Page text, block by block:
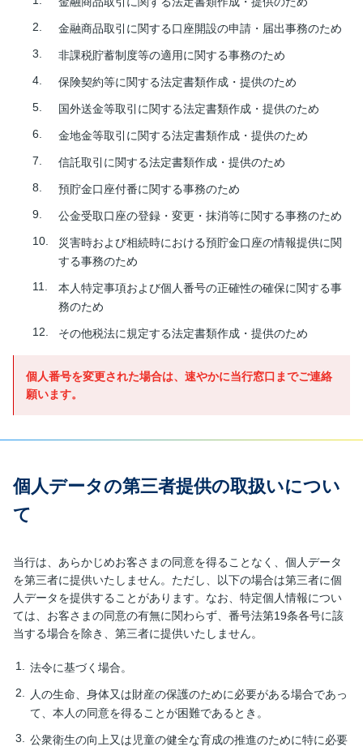
金融商品取引に関する口座開設の申請・届出事務のため
非課税貯蓄制度等の適用に関する事務のため
保険契約等に関する法定書類作成・提供のため
国外送金等取引に関する法定書類作成・提供のため
金地金等取引に関する法定書類作成・提供のため
信託取引に関する法定書類作成・提供のため
預貯金口座付番に関する事務のため
公金受取口座の登録・変更・抹消等に関する事務のため
災害時および相続時における預貯金口座の情報提供に関
する事務のため
本人特定事項および個人番号の正確性の確保に関する事
務のため
その他税法に規定する法定書類作成・提供のため
個人番号を変更された場合は、速やかに当行窓口までご連絡
願います。
個人データの第三者提供の取扱いについ
て
当行は、あらかじめお客さまの同意を得ることなく、個人データ
を第三者に提供いたしません。ただし、以下の場合は第三者に個
人データを提供することがあります。なお、特定個人情報につい
ては、お客さまの同意の有無に関わらず、番号法第19条各号に該
当する場合を除き、第三者に提供いたしません。
法令に基づく場合。
人の生命、身体又は財産の保護のために必要がある場合であっ
て、本人の同意を得ることが困難であるとき。
公衆衛生の向上又は児童の健全な育成の推進のために特に必要